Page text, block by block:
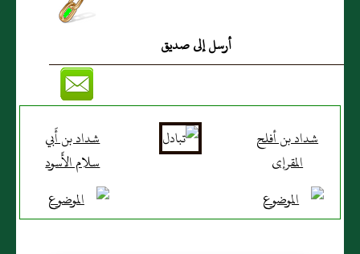
أرسل إلى صديق
شداد بن أفلح
المقرإى
شداد بن أَبي
سلام الأَسود